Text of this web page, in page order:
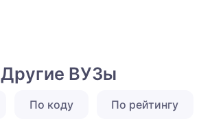
Другие ВУЗы
По коду По рейтингу